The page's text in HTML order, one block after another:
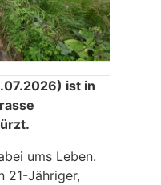
ist in
ums Leben.
21-Jähriger,